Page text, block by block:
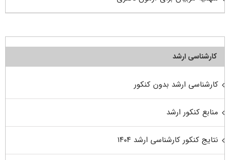
کارشناسی ارشد
کارشناسی ارشد بدون کنکور
منابع کنکور ارشد
نتایج کنکور کارشناسی ارشد ۱۴۰۴